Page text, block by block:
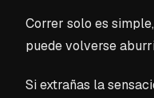
Correr solo es
puede volverse
Si extrañas la